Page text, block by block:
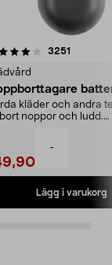
-
3251
kläder och andra
noppor och ludd.
Lägg i varukorg
4.5av 5 stjärnor